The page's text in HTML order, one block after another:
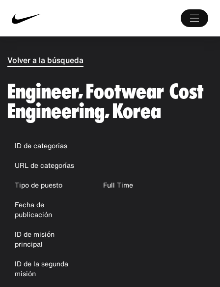
Volver a la búsqueda
Engineer, Footwear Cost
Engineering, Korea
ID de categorías
URL de categorías
Tipo de puesto
Full Time
Fecha de
publicación
ID de misión
principal
ID de la segunda
misión